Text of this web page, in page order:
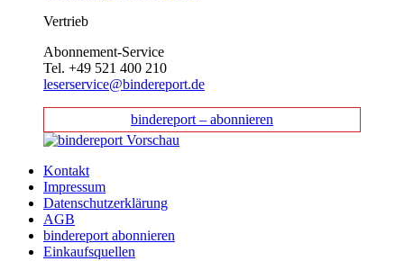
Vertrieb
Abonnement-Service
Tel. +49 521 400 210
leserservice@bindereport.de
bindereport – abonnieren
Kontakt
Impressum
Datenschutzerklärung
AGB
bindereport abonnieren
Einkaufsquellen